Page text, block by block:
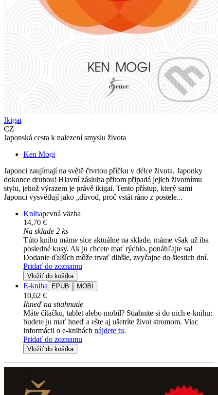
Ikigai
CZ
Japonská cesta k nalezení smyslu života
Ken Mogi
Japonci zaujímají na světě čtvrtou příčku v délce života, Japonky
dokonce druhou! Hlavní zásluha přitom připadá jejich životnímu
stylu, jehož výrazem je právě ikigai. Tento přístup, který sami
Japonci vysvětlují jako „důvod, proč vstát ráno z postele...
Knihapevná väzba
14,70 €
Na sklade 2 ks
Túto knihu máme síce aktuálne na sklade, máme však už iba
posledné kusy. Ak ju chcete mať rýchlo, ponáhľajte sa!
Dodanie ďalších môže trvať dlhšie, zvyčajne do šiestich dní.
Pridať do zoznamu
Vložiť do košíka
E-kniha EPUB MOBI
10,62 €
Ihneď na stiahnutie
Máte čítačku, tablet alebo mobil? Stiahnite si do nich e-knihu:
budete ju mať hneď a ešte aj ušetríte život stromom. Viac
informácii o e-knihách nájdete tu.
Pridať do zoznamu
Vložiť do košíka